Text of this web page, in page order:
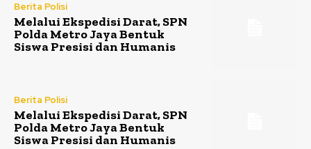
Berita Polisi
Melalui Ekspedisi Darat, SPN
Polda Metro Jaya Bentuk
Siswa Presisi dan Humanis
Berita Polisi
Melalui Ekspedisi Darat, SPN
Polda Metro Jaya Bentuk
Siswa Presisi dan Humanis